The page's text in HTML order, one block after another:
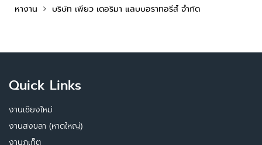
หางาน บริษัท เพียว เดอริมา แลบบอราทอรีส์ จำกัด
Quick Links
งานเชียงใหม่
งานสงขลา (หาดใหญ่)
งานภูเก็ต